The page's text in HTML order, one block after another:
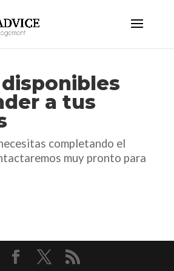
a tus
completando el
muy pronto para